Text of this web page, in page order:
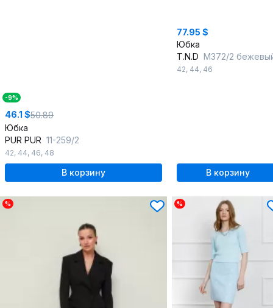
-9%
46.1 $50.89
Юбка
PUR PUR 11-259/2
42, 44, 46, 48
В корзину
77.95 $
Юбка
T.N.D М372/2
42, 44, 46
В корзину
% %